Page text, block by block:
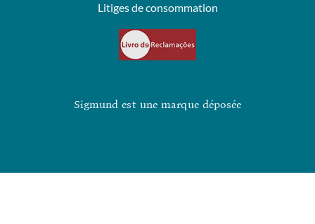
Litiges de consommation
Sigmund est une marque déposée